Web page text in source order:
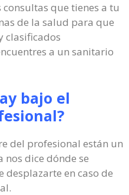
que tienes a tu
de la salud para que
clasificados
a un sanitario
bajo el
del profesional están un
nos dice dónde se
en caso de